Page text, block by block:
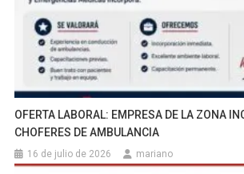
OFERTA LABORAL: EMPRESA DE LA ZONA
CHOFERES DE AMBULANCIA
16 de julio de 2026 mariano